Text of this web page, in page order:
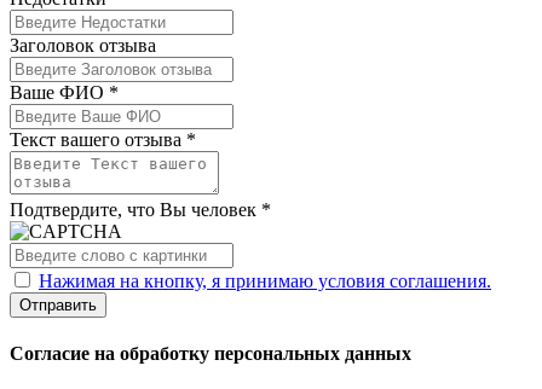
Заголовок отзыва
Ваше ФИО *
Текст вашего отзыва *
Подтвердите, что Вы человек *
Нажимая на кнопку, я принимаю условия соглашения.
Отправить
Согласие на обработку персональных данных